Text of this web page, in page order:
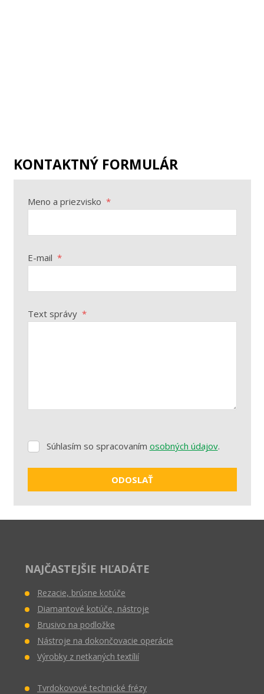
KONTAKTNÝ FORMULÁR
Meno a priezvisko *
E-mail *
Text správy *
Súhlasím
spracovaním
Súhlasím so spracovaním osobných údajov.
ODOSLAŤ
sa
NAJČASTEJŠIE HĽADÁTE
Rezacie, brúsne kotúče
Diamantové kotúče, nástroje
Brusivo na podložke
Nástroje na dokončovacie operácie
Výrobky z netkaných textílií
Tvrdokovové technické frézy